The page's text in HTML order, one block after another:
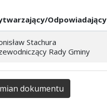
Odpowiadający
Stachura
Rady Gminy
dokumentu